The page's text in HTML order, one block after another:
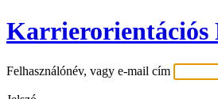
Karrierorientációs
Felhasználónév, vagy e-mail cím